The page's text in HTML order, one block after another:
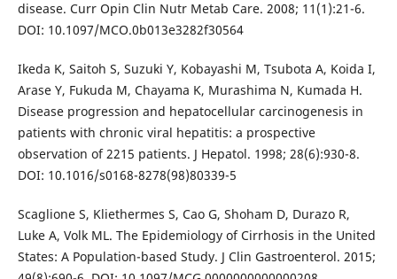
disease. Curr Opin Clin Nutr Metab Care. 2008; 11(1):21-6.
DOI: 10.1097/MCO.0b013e3282f30564
Ikeda K, Saitoh S, Suzuki Y, Kobayashi M, Tsubota A, Koida I,
Arase Y, Fukuda M, Chayama K, Murashima N, Kumada H.
Disease progression and hepatocellular carcinogenesis in
patients with chronic viral hepatitis: a prospective
observation of 2215 patients. J Hepatol. 1998; 28(6):930-8.
DOI: 10.1016/s0168-8278(98)80339-5
Scaglione S, Kliethermes S, Cao G, Shoham D, Durazo R,
Luke A, Volk ML. The Epidemiology of Cirrhosis in the United
States: A Population-based Study. J Clin Gastroenterol. 2015;